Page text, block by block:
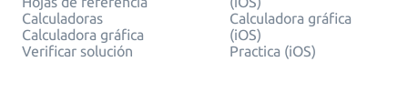
Calculadoras
Calculadora gráfica
Verificar solución
Calculadora gráfica
(iOS)
Practica (iOS)